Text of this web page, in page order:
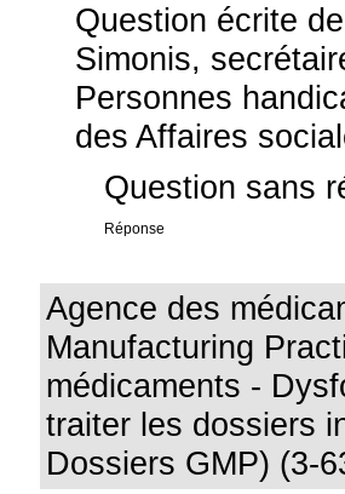
Question écrite
Simonis,
Personnes
des Affaires
Question sans
Réponse
Agence des
Manufacturing
médicaments -
traiter les dossiers
Dossiers GMP) (3-